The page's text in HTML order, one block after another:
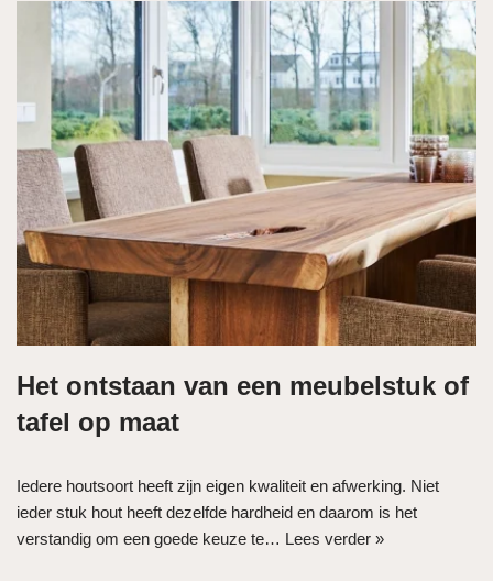
Het ontstaan van een meubelstuk of
tafel op maat
Iedere houtsoort heeft zijn eigen kwaliteit en afwerking. Niet
ieder stuk hout heeft dezelfde hardheid en daarom is het
verstandig om een goede keuze te… Lees verder »